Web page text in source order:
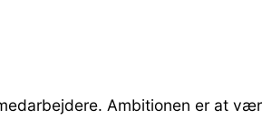
Ambitionen er at